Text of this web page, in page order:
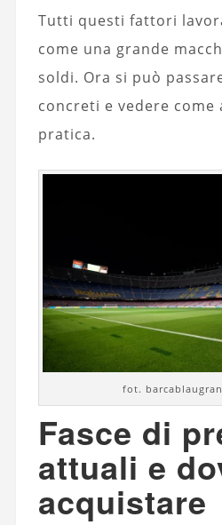
Tutti questi fattori
come una grande
soldi. Ora si può
concreti e vedere come
pratica.
fot.
Fasce di
attuali e
acquistare